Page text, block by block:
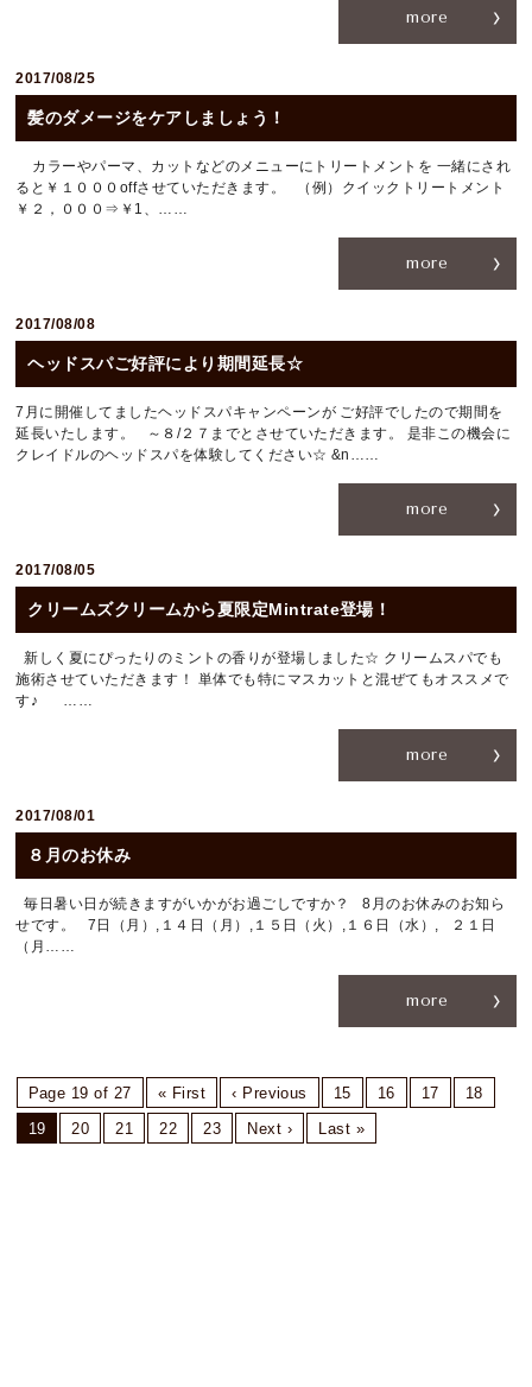
more
2017/08/25
髪のダメージをケアしましょう！
カラーやパーマ、カットなどのメニューにトリートメントを 一緒にされ
ると￥１０００offさせていただきます。 （例）クイックトリートメント
￥２，０００⇒￥1、……
more
2017/08/08
ヘッドスパご好評により期間延長☆
7月に開催してましたヘッドスパキャンペーンが ご好評でしたので期間を
延長いたします。 ～８/２７までとさせていただきます。 是非この機会に
クレイドルのヘッドスパを体験してください☆ &n……
more
2017/08/05
クリームズクリームから夏限定Mintrate登場！
新しく夏にぴったりのミントの香りが登場しました☆ クリームスパでも
施術させていただきます！ 単体でも特にマスカットと混ぜてもオススメで
す♪ ……
more
2017/08/01
８月のお休み
毎日暑い日が続きますがいかがお過ごしですか？ 8月のお休みのお知ら
せです。 7日（月）,１４日（月）,１５日（火）,１６日（水）, ２１日
（月……
more
Page 19 of 27 « First ‹ Previous 15 16 17
18
19
20 21 22 23 Next › Last »